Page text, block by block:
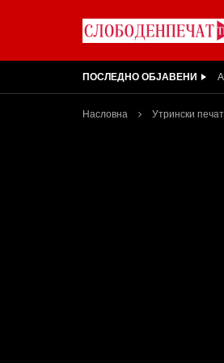
ПОСЛЕДНО ОБЈАВЕНИ
Насловна Утрински печат